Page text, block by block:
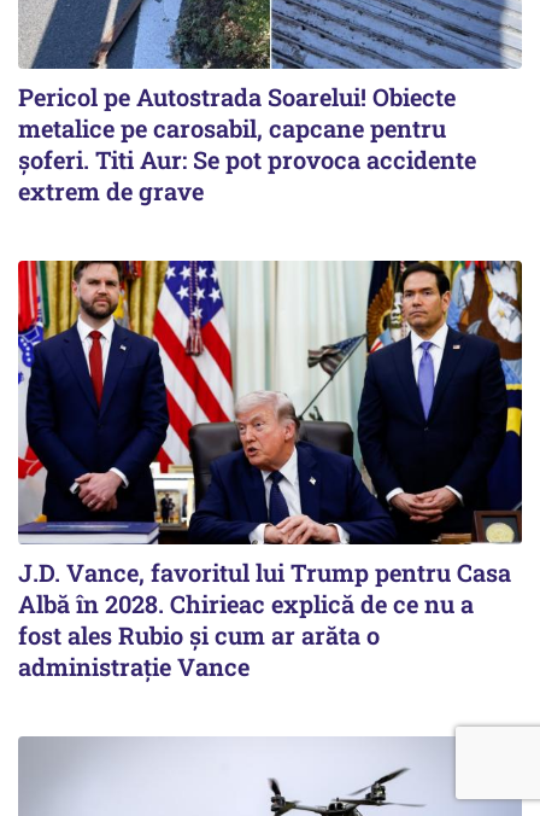
Pericol pe Autostrada Soarelui! Obiecte
metalice pe carosabil, capcane pentru
șoferi. Titi Aur: Se pot provoca accidente
extrem de grave
J.D. Vance, favoritul lui Trump pentru Casa
Albă în 2028. Chirieac explică de ce nu a
fost ales Rubio și cum ar arăta o
administrație Vance